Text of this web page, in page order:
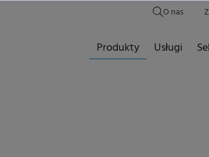
O nas
Produkty Usługi